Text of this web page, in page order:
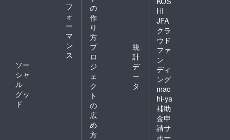
フ
ォ
ー
マ
ン
ス
ソー
シャ
ル
グッ
ド
の
作
り
方
プ
ロ
ジ
ェ
ク
ト
の
広
め
方
統
計
デ
ー
タ
HI
JFA
クラ
ウド
ファ
ン
ディ
ング
mac
hi-ya
補助
金申
請サ
ポー